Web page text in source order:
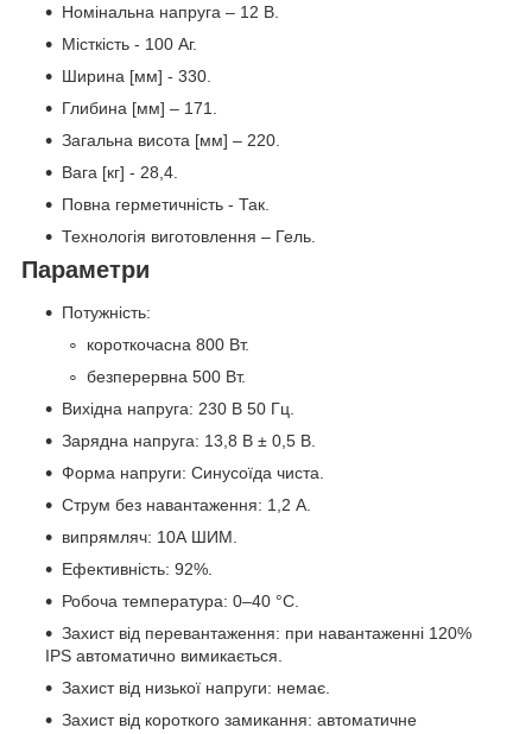
Номінальна напруга – 12 В.
Місткість - 100 Аг.
Ширина [мм] - 330.
Глибина [мм] – 171.
Загальна висота [мм] – 220.
Вага [кг] - 28,4.
Повна герметичність - Так.
Технологія виготовлення – Гель.
Параметри
Потужність:
короткочасна 800 Вт.
безперервна 500 Вт.
Вихідна напруга: 230 В 50 Гц.
Зарядна напруга: 13,8 В ± 0,5 В.
Форма напруги: Синусоїда чиста.
Струм без навантаження: 1,2 А.
випрямляч: 10А ШИМ.
Ефективність: 92%.
Робоча температура: 0–40 °С.
Захист від перевантаження: при навантаженні 120%
IPS автоматично вимикається.
Захист від низької напруги: немає.
Захист від короткого замикання: автоматичне